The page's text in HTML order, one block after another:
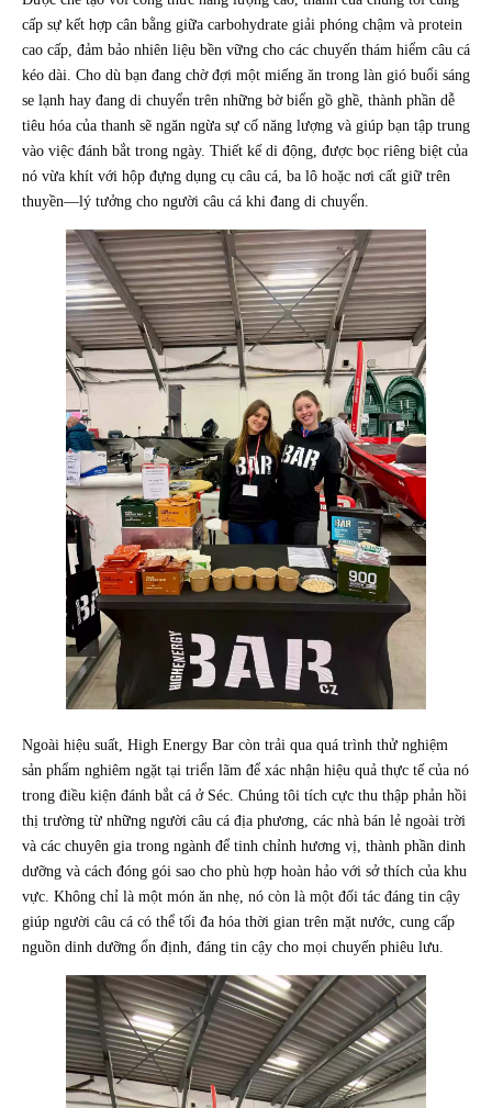
cấp sự kết hợp cân bằng giữa carbohydrate giải phóng chậm và protein
cao cấp, đảm bảo nhiên liệu bền vững cho các chuyến thám hiểm câu cá
kéo dài. Cho dù bạn đang chờ đợi một miếng ăn trong làn gió buổi sáng
se lạnh hay đang di chuyển trên những bờ biển gồ ghề, thành phần dễ
tiêu hóa của thanh sẽ ngăn ngừa sự cố năng lượng và giúp bạn tập trung
vào việc đánh bắt trong ngày. Thiết kế di động, được bọc riêng biệt của
nó vừa khít với hộp đựng dụng cụ câu cá, ba lô hoặc nơi cất giữ trên
thuyền—lý tưởng cho người câu cá khi đang di chuyển.
Ngoài hiệu suất, High Energy Bar còn trải qua quá trình thử nghiệm
sản phẩm nghiêm ngặt tại triển lãm để xác nhận hiệu quả thực tế của nó
trong điều kiện đánh bắt cá ở Séc. Chúng tôi tích cực thu thập phản hồi
thị trường từ những người câu cá địa phương, các nhà bán lẻ ngoài trời
và các chuyên gia trong ngành để tinh chỉnh hương vị, thành phần dinh
dưỡng và cách đóng gói sao cho phù hợp hoàn hảo với sở thích của khu
vực. Không chỉ là một món ăn nhẹ, nó còn là một đối tác đáng tin cậy
giúp người câu cá có thể tối đa hóa thời gian trên mặt nước, cung cấp
nguồn dinh dưỡng ổn định, đáng tin cậy cho mọi chuyến phiêu lưu.